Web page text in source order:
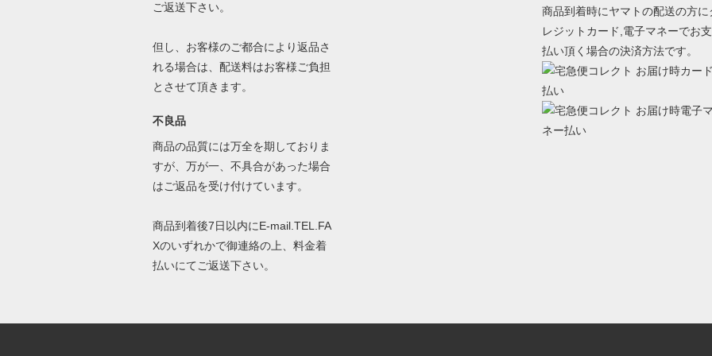
ご返送下さい。
但し、お客様のご都合により返品さ
れる場合は、配送料はお客様ご負担
とさせて頂きます。
不良品
商品の品質には万全を期しておりま
すが、万が一、不具合があった場合
はご返品を受け付けています。
商品到着後7日以内にE-mail.TEL.FA
Xのいずれかで御連絡の上、料金着
払いにてご返送下さい。
商品到着時にヤマトの配送の方に
レジットカード,電子マネーでお支
払い頂く場合の決済方法です。